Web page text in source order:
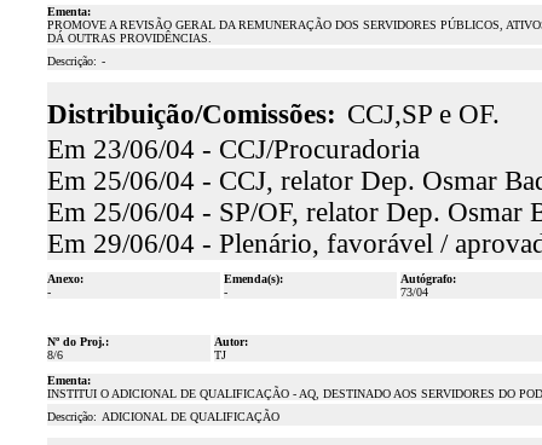
Ementa:
PROMOVE A REVISÃO GERAL DA REMUNERAÇÃO DOS SERVIDORES PÚBLICOS,
DÁ OUTRAS PROVIDÊNCIAS.
Descrição: -
Distribuição/Comissões: CCJ,SP e OF.
Em 23/06/04 - CCJ/Procuradoria
Em 25/06/04 - CCJ, relator Dep. Osmar
Em 25/06/04 - SP/OF, relator Dep. Osmar
Em 29/06/04 - Plenário, favorável /
Anexo:
-
Emenda(s):
-
Autógrafo:
73/04
Nº do Proj.:
8/6
Autor:
TJ
Ementa:
INSTITUI O ADICIONAL DE QUALIFICAÇÃO - AQ, DESTINADO AOS SERVIDORES DO
Descrição: ADICIONAL DE QUALIFICAÇÃO